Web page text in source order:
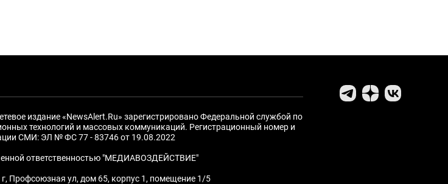
издание «NewsAlert.Ru» зарегистрировано Федеральной службой по
технологий и массовых коммуникаций. Регистрационный номер и
СМИ: ЭЛ № ФС 77 - 83746 от 19.08.2022
ответственностью "МЕДИАВОЗДЕЙСТВИЕ"
Профсоюзная ул, дом 65, корпус 1, помещение 1/5